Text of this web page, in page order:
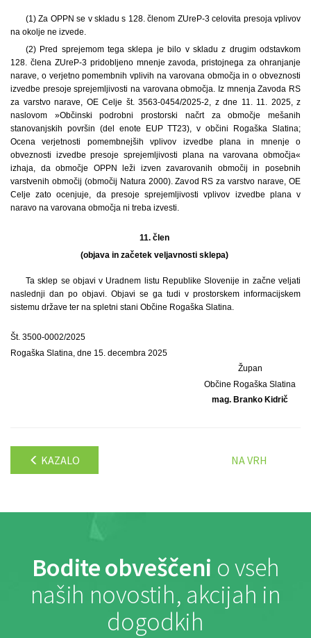
(1) Za OPPN se v skladu s 128. členom ZUreP-3 celovita presoja vplivov
na okolje ne izvede.
(2) Pred sprejemom tega sklepa je bilo v skladu z drugim odstavkom
128. člena ZUreP-3 pridobljeno mnenje zavoda, pristojnega za ohranjanje
narave, o verjetno pomembnih vplivih na varovana območja in o obveznosti
izvedbe presoje sprejemljivosti na varovana območja. Iz mnenja Zavoda RS
za varstvo narave, OE Celje št. 3563-0454/2025-2, z dne 11. 11. 2025, z
naslovom »Občinski podrobni prostorski načrt za območje mešanih
stanovanjskih površin (del enote EUP TT23), v občini Rogaška Slatina;
Ocena verjetnosti pomembnejših vplivov izvedbe plana in mnenje o
obveznosti izvedbe presoje sprejemljivosti plana na varovana območja«
izhaja, da območje OPPN leži izven zavarovanih območij in posebnih
varstvenih območij (območij Natura 2000). Zavod RS za varstvo narave, OE
Celje zato ocenjuje, da presoje sprejemljivosti vplivov izvedbe plana v
naravo na varovana območja ni treba izvesti.
11. člen
(objava in začetek veljavnosti sklepa)
Ta sklep se objavi v Uradnem listu Republike Slovenije in začne veljati
naslednji dan po objavi. Objavi se ga tudi v prostorskem informacijskem
sistemu države ter na spletni stani Občine Rogaška Slatina.
Št. 3500-0002/2025
Rogaška Slatina, dne 15. decembra 2025
Župan
Občine Rogaška Slatina
mag. Branko Kidrič
KAZALO NA VRH
Bodite obveščeni o vseh
naših novostih, akcijah in
dogodkih